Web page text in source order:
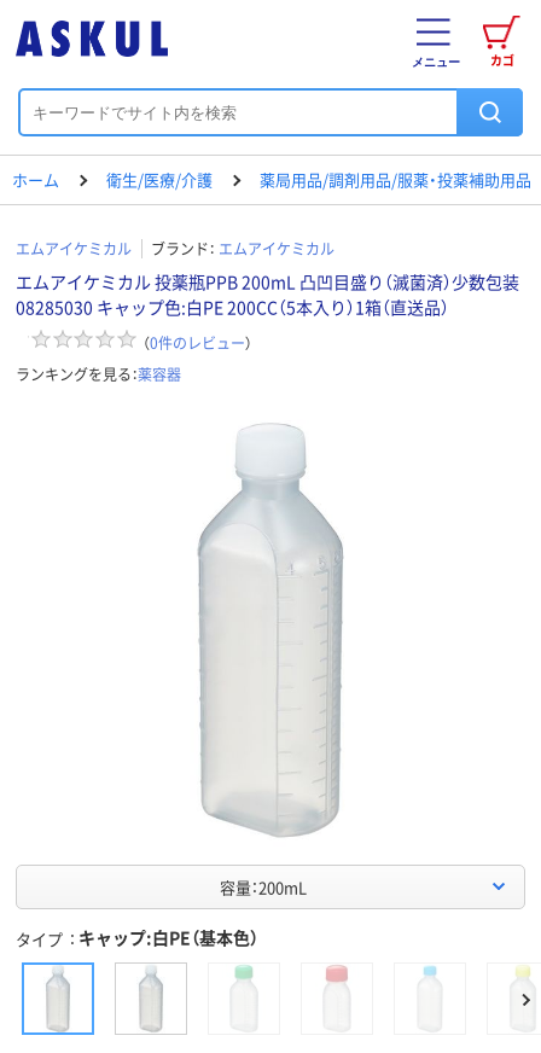
カゴ
メニュー
ホーム 衛生/医療/介護 薬局用品/調剤用品/服薬・投薬補助用品
エムアイケミカル ブランド： エムアイケミカル
エムアイケミカル 投薬瓶PPB 200mL 凸凹目盛り（滅菌済）少数包装
08285030 キャップ色:白PE 200CC（5本入り）1箱（直送品）
（0件のレビュー）
ランキングを見る：薬容器
容量：200mL
タイプ キャップ:白PE（基本色）